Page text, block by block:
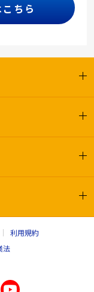
ちら
利用規約
法